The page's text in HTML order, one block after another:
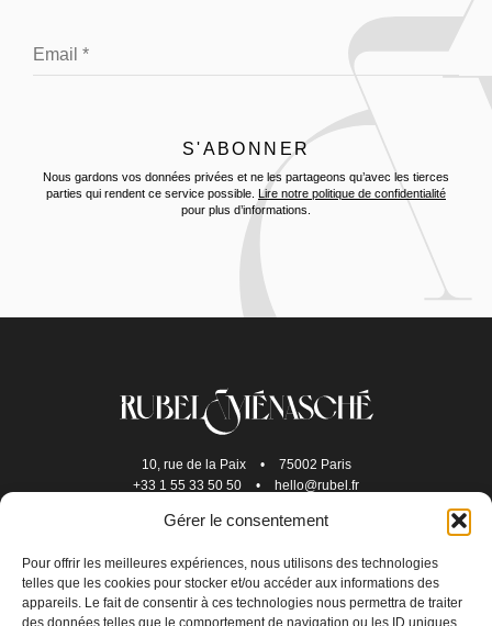
Gérer le consentement
Pour offrir les meilleures expériences, nous utilisons des technologies
telles que les cookies pour stocker et/ou accéder aux informations des
appareils. Le fait de consentir à ces technologies nous permettra de traiter
des données telles que le comportement de navigation ou les ID uniques
Nous gardons vos données privées et ne les partageons qu’avec les tierces
parties qui rendent ce service possible. Lire notre politique de confidentialité
pour plus d’informations.
10, rue de la Paix •
75002 Paris
+33 1 55 33 50 50
• hello@rubel.fr